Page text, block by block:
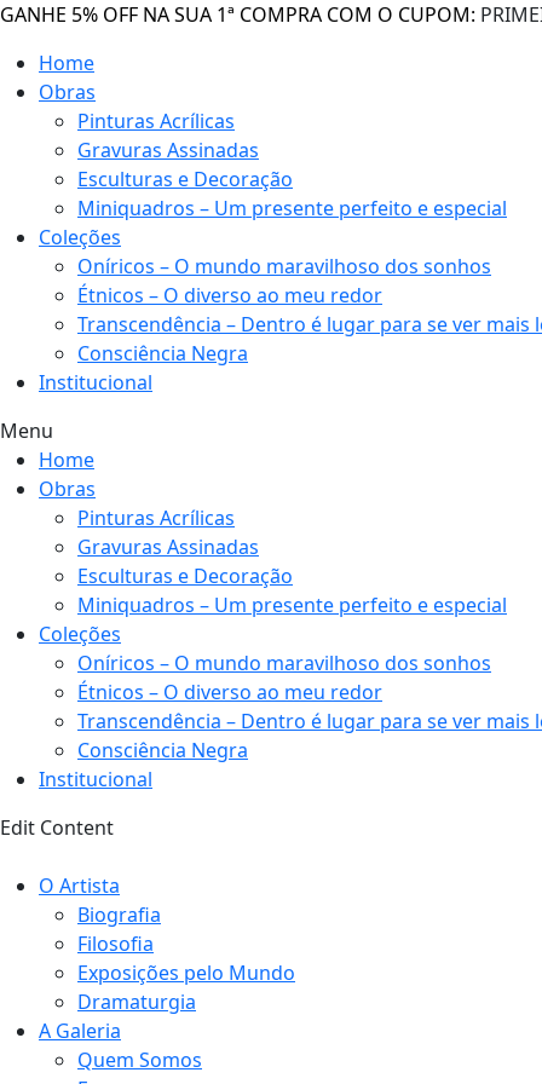
GANHE 5% OFF NA SUA 1ª COMPRA COM O CUPOM:
Home
Obras
Pinturas Acrílicas
Gravuras Assinadas
Esculturas e Decoração
Miniquadros – Um presente perfeito e especial
Coleções
Oníricos – O mundo maravilhoso dos sonhos
Étnicos – O diverso ao meu redor
Transcendência – Dentro é lugar para se ver mais
Consciência Negra
Institucional
Menu
Home
Obras
Pinturas Acrílicas
Gravuras Assinadas
Esculturas e Decoração
Miniquadros – Um presente perfeito e especial
Coleções
Oníricos – O mundo maravilhoso dos sonhos
Étnicos – O diverso ao meu redor
Transcendência – Dentro é lugar para se ver mais
Consciência Negra
Institucional
Edit Content
O Artista
Biografia
Filosofia
Exposições pelo Mundo
Dramaturgia
A Galeria
Quem Somos